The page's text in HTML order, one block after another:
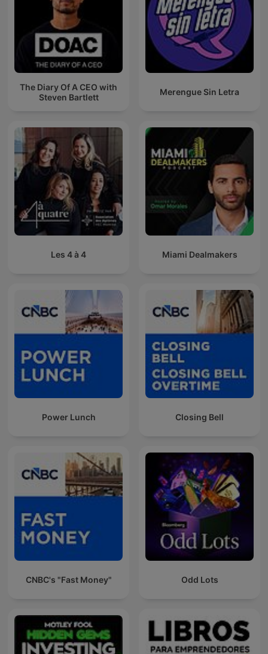
The Diary Of A CEO with
Steven Bartlett
Merengue Sin Letra
Les 4 à 4 Miami Dealmakers
Power Lunch Closing Bell
CNBC's "Fast Money" Odd Lots